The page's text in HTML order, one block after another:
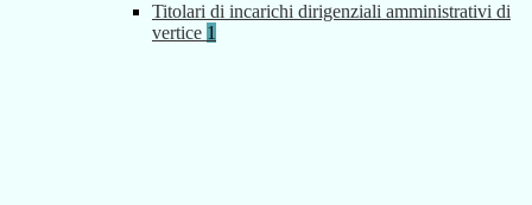
Titolari di incarichi dirigenziali amministrativi di
vertice 1